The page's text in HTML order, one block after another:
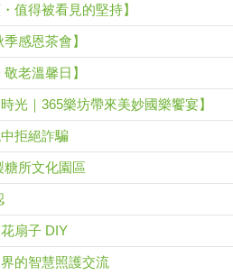
值得被看見的堅持】
感恩茶會】
老溫馨日】
光｜365樂坊帶來美妙國樂饗宴】
拒絕詐騙
糖所文化園區
扇子 DIY
的智慧照護交流